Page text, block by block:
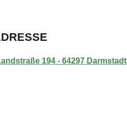
194 - 64297 Darmstadt